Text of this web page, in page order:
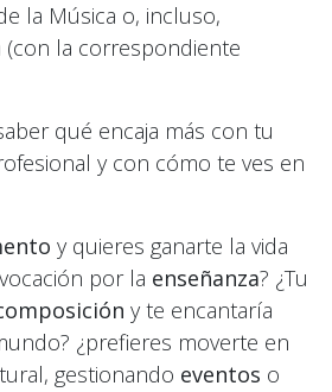
la Música o, incluso,
(con la correspondiente
qué encaja más con tu
y con cómo te ves en
y quieres ganarte la vida
por la enseñanza? ¿Tu
y te encantaría
¿prefieres moverte en
gestionando eventos o